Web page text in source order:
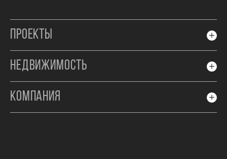
ПРОЕКТЫ
НЕДВИЖИМОСТЬ
КОМПАНИЯ